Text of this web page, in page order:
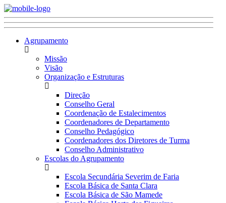
Agrupamento
Missão
Visão
Organização e Estruturas
Direção
Conselho Geral
Coordenação de Estalecimentos
Coordenadores de Departamento
Conselho Pedagógico
Coordenadores dos Diretores de Turma
Conselho Administrativo
Escolas do Agrupamento
Escola Secundária Severim de Faria
Escola Básica de Santa Clara
Escola Básica de São Mamede